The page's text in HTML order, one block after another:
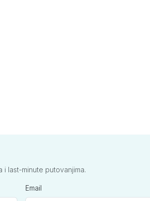
last-minute putovanjima.
Email